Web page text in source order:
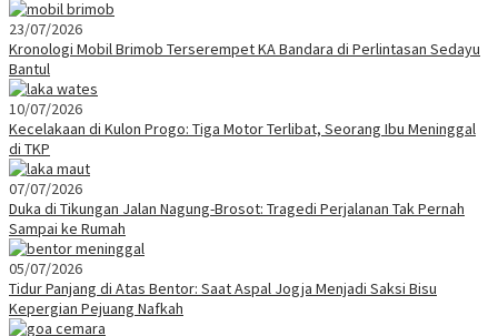
23/07/2026
Kronologi Mobil Brimob Terserempet KA Bandara di Perlintasan Sedayu
Bantul
10/07/2026
Kecelakaan di Kulon Progo: Tiga Motor Terlibat, Seorang Ibu Meninggal
di TKP
07/07/2026
Duka di Tikungan Jalan Nagung-Brosot: Tragedi Perjalanan Tak Pernah
Sampai ke Rumah
05/07/2026
Tidur Panjang di Atas Bentor: Saat Aspal Jogja Menjadi Saksi Bisu
Kepergian Pejuang Nafkah